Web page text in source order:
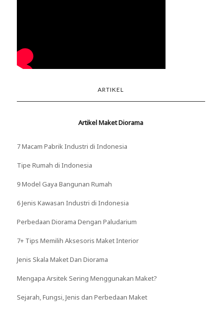
ARTIKEL
Artikel Maket Diorama
7 Macam Pabrik Industri di Indonesia
Tipe Rumah di Indonesia
9 Model Gaya Bangunan Rumah
6 Jenis Kawasan Industri di Indonesia
Perbedaan Diorama Dengan Paludarium
7+ Tips Memilih Aksesoris Maket Interior
Jenis Skala Maket Dan Diorama
Mengapa Arsitek Sering Menggunakan Maket?
Sejarah, Fungsi, Jenis dan Perbedaan Maket